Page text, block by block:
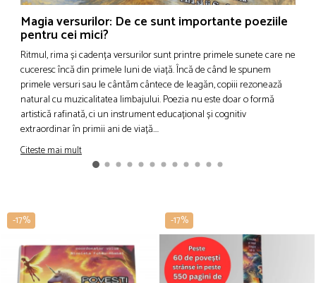
Magia versurilor: De ce sunt importante poeziile
pentru cei mici?
Ritmul, rima și cadența versurilor sunt printre primele sunete care ne
cuceresc încă din primele luni de viață. Încă de când le spunem
primele versuri sau le cântăm cântece de leagăn, copiii rezonează
natural cu muzicalitatea limbajului. Poezia nu este doar o formă
artistică rafinată, ci un instrument educațional și cognitiv
extraordinar în primii ani de viață....
Citeste mai mult
-17% -17%